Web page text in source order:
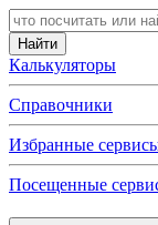
Калькуляторы
Справочники
Избранные
Посещенные